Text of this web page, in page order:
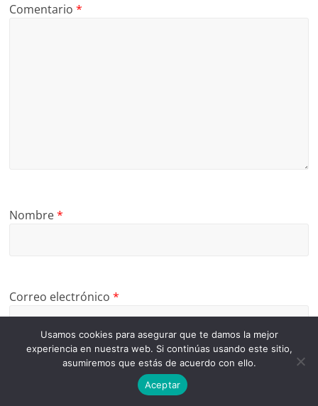
Comentario*
Nombre*
Correo electrónico*
Usamos cookies para asegurar que te damos la mejor
experiencia en nuestra web. Si continúas usando este sitio,
asumiremos que estás de acuerdo con ello.
Aceptar